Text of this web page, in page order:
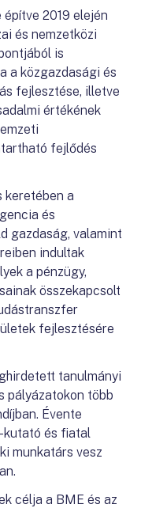
2019 elején
és nemzetközi
is
a közgazdasági és
fejlesztése, illetve
értékének
fejlődés
keretében a
és
gazdaság, valamint
indultak
a pénzügy,
összekapcsolt
fejlesztésére
tanulmányi
pályázatokon több
Évente
kutató és fiatal
munkatárs vesz
célja a BME és az